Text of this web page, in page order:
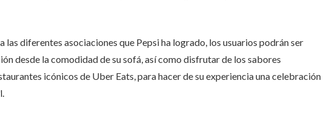
las diferentes asociaciones que Pepsi ha logrado, los usuarios podrán ser
desde la comodidad de su sofá, así como disfrutar de los sabores
icónicos de Uber Eats, para hacer de su experiencia una celebración